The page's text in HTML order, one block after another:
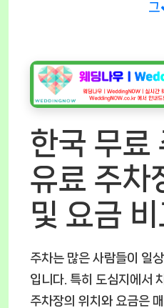
그
한국 무료
유료 주차
및 요금
주차는 많은 사람들이 일
입니다. 특히 도심지에서
주차장의 위치와 요금은